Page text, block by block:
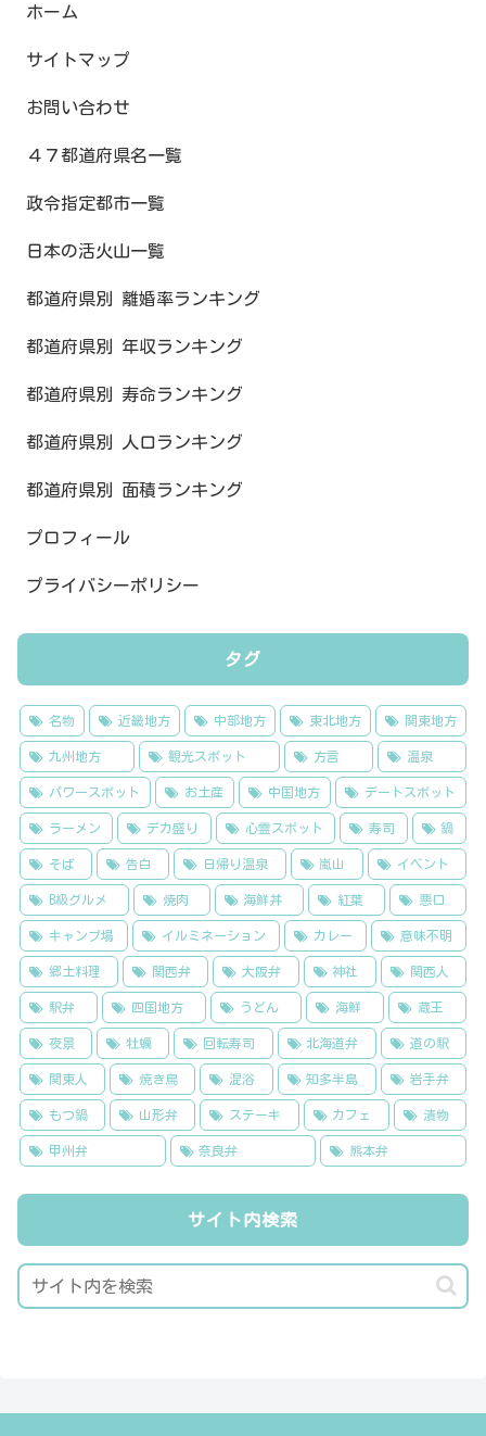
ホーム
サイトマップ
お問い合わせ
４７都道府県名一覧
政令指定都市一覧
日本の活火山一覧
都道府県別 離婚率ランキング
都道府県別 年収ランキング
都道府県別 寿命ランキング
都道府県別 人口ランキング
都道府県別 面積ランキング
プロフィール
プライバシーポリシー
タグ
名物 近畿地方 中部地方 東北地方 関東地方
九州地方 観光スポット 方言 温泉
パワースポット お土産 中国地方 デートスポット
ラーメン デカ盛り 心霊スポット 寿司 鍋
そば 告白 日帰り温泉 嵐山 イベント
B級グルメ 焼肉 海鮮丼 紅葉 悪口
キャンプ場 イルミネーション カレー 意味不明
郷土料理 関西弁 大阪弁 神社 関西人
駅弁 四国地方 うどん 海鮮 蔵王
夜景 牡蠣 回転寿司 北海道弁 道の駅
関東人 焼き鳥 混浴 知多半島 岩手弁
もつ鍋 山形弁 ステーキ カフェ 漬物
甲州弁 奈良弁 熊本弁
サイト内検索